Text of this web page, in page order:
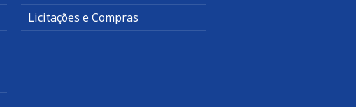
Licitações e Compras